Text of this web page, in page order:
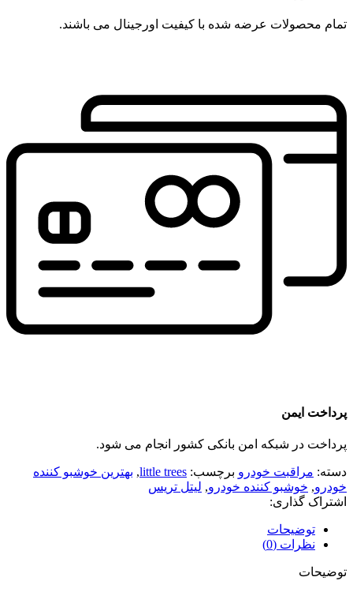
تمام محصولات عرضه شده با کیفیت اورجینال می باشند.
پرداخت ایمن
پرداخت در شبکه امن بانکی کشور انجام می شود.
دسته: مراقبت خودرو برچسب: little trees
, بهترین خوشبو کننده
خودرو, خوشبو کننده خودرو, لیتل تریس
اشتراک گذاری:
توضیحات
نظرات (0)
توضیحات